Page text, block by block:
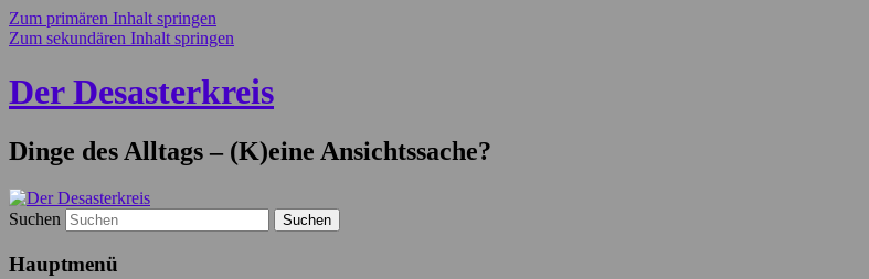
Zum primären Inhalt springen
Zum sekundären Inhalt springen
Der Desasterkreis
Dinge des Alltags – (K)eine Ansichtssache?
Suchen
Hauptmenü